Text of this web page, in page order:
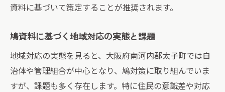
資料に基づいて策定することが推奨されます。
鳩資料に基づく地域対応の実態と課題
地域対応の実態を見ると、大阪府南河内郡太子町では自
治体や管理組合が中心となり、鳩対策に取り組んでいま
すが、課題も多く存在します。特に住民の意識差や対応